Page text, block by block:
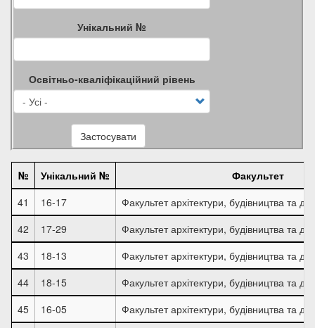
Унікальний №
Освітньо-кваліфікаційний рівень
Застосувати
№ Унікальний №
Факультет
41
16-17
Факультет архітектури, будівництва та
42
17-29
Факультет архітектури, будівництва та
43
18-13
Факультет архітектури, будівництва та
44
18-15
Факультет архітектури, будівництва та
45
16-05
Факультет архітектури, будівництва та